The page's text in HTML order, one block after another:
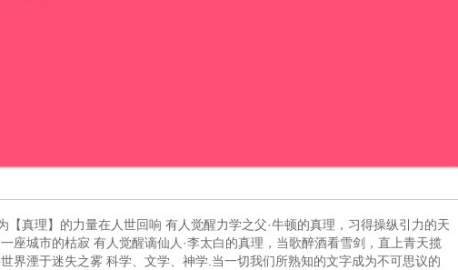
真理】的力量在人世回响 有人觉醒力学之父·牛顿的真理，习得操纵引力的天
座城市的枯寂 有人觉醒谪仙人·李太白的真理，当歌醉酒看雪剑，直上青天揽
界湮于迷失之雾 科学、文学、神学.当一切我们所熟知的文字成为不可思议的